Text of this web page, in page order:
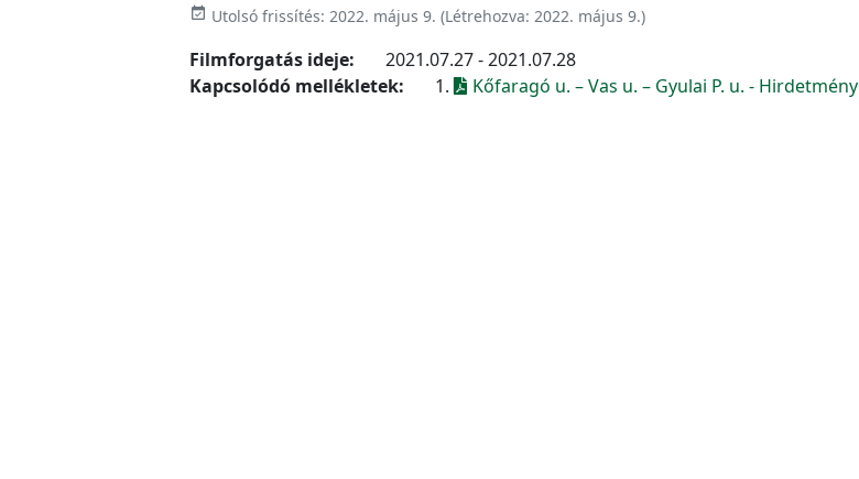
event_available Utolsó frissítés: 2022. május 9. (Létrehozva: 2022. május 9.)
Filmforgatás ideje:
2021.07.27 - 2021.07.28
Kapcsolódó mellékletek:
1. Kőfaragó u. – Vas u. – Gyulai P. u. - Hirdetmény